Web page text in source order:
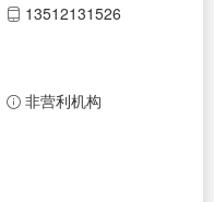
13512131526
非营利机构